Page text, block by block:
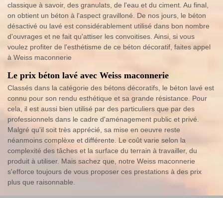
classique à savoir, des granulats, de l'eau et du ciment. Au final,
on obtient un béton à l'aspect gravilloné. De nos jours, le béton
désactivé ou lavé est considérablement utilisé dans bon nombre
d'ouvrages et ne fait qu'attiser les convoitises. Ainsi, si vous
voulez profiter de l'esthétisme de ce béton décoratif, faites appel
à Weiss maconnerie
Le prix béton lavé avec Weiss maconnerie
Classés dans la catégorie des bétons décoratifs, le béton lavé est
connu pour son rendu esthétique et sa grande résistance. Pour
cela, il est aussi bien utilisé par des particuliers que par des
professionnels dans le cadre d'aménagement public et privé.
Malgré qu'il soit très apprécié, sa mise en oeuvre reste
néanmoins complèxe et différente. Le coût varie selon la
complexité des tâches et la surface du terrain à travailler, du
produit à utiliser. Mais sachez que, notre Weiss maconnerie
s'efforce toujours de vous proposer ces prestations à des prix
plus que raisonnable.